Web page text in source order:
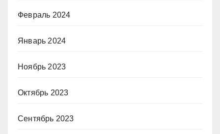
Февраль 2024
Январь 2024
Ноябрь 2023
Октябрь 2023
Сентябрь 2023